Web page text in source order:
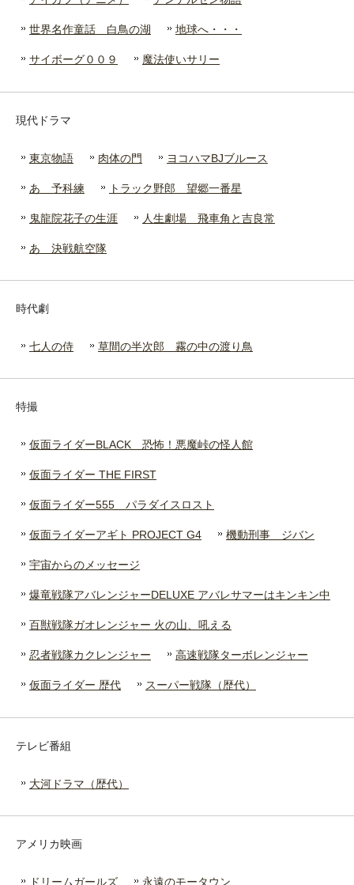
世界名作童話 白鳥の湖 地球へ・・・
サイボーグ００９ 魔法使いサリー
現代ドラマ
東京物語 肉体の門 ヨコハマBJブルース
あゝ予科練 トラック野郎 望郷一番星
鬼龍院花子の生涯 人生劇場 飛車角と吉良常
あゝ決戦航空隊
時代劇
七人の侍 草間の半次郎 霧の中の渡り鳥
特撮
仮面ライダーBLACK 恐怖！悪魔峠の怪人館
仮面ライダー THE FIRST
仮面ライダー555 パラダイスロスト
仮面ライダーアギト PROJECT G4 機動刑事 ジバン
宇宙からのメッセージ
爆竜戦隊アバレンジャーDELUXE アバレサマーはキンキン中
百獣戦隊ガオレンジャー 火の山、吼える
忍者戦隊カクレンジャー 高速戦隊ターボレンジャー
仮面ライダー 歴代 スーパー戦隊（歴代）
テレビ番組
大河ドラマ（歴代）
アメリカ映画
ドリームガールズ 永遠のモータウン